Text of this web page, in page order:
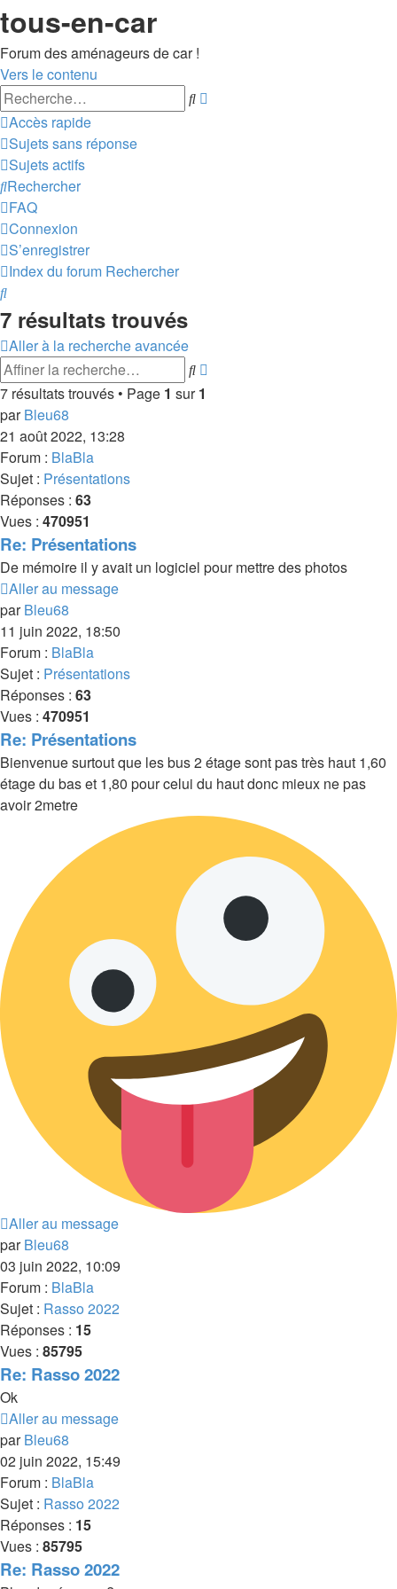
tous-en-car
Forum des aménageurs de car !
Vers le contenu
Rechercher
Accès rapide
Sujets sans réponse
Sujets actifs
Rechercher
FAQ
Connexion
S’enregistrer
Index du forum Rechercher
Rechercher
7 résultats trouvés
Aller à la recherche avancée
Rechercher
7 résultats trouvés • Page 1 sur1
parBleu68
21 août 2022, 13:28
Forum : BlaBla
Sujet : Présentations
Réponses : 63
Vues : 470951
Re: Présentations
De mémoire il y avait un logiciel pour mettre des photos
Aller au message
parBleu68
11 juin 2022, 18:50
Forum : BlaBla
Sujet : Présentations
Réponses : 63
Vues : 470951
Re: Présentations
Bienvenue surtout que les bus 2 étage sont pas très haut 1,60
étage du bas et 1,80 pour celui du haut donc mieux ne pas
avoir 2metre
Aller au message
parBleu68
03 juin 2022, 10:09
Forum : BlaBla
Sujet : Rasso 2022
Réponses : 15
Vues : 85795
Re: Rasso 2022
Ok
Aller au message
parBleu68
02 juin 2022, 15:49
Forum : BlaBla
Sujet : Rasso 2022
Réponses : 15
Vues : 85795
Re: Rasso 2022